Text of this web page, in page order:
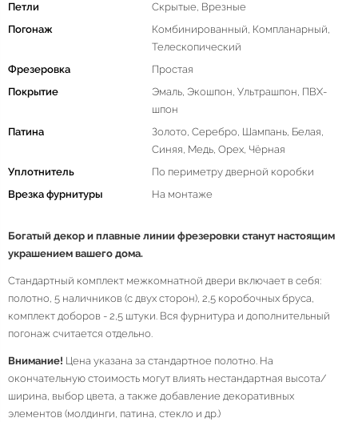
Петли
Скрытые, Врезные
Погонаж
Комбинированный, Компланарный,
Телескопический
Фрезеровка
Простая
Покрытие
Эмаль, Экошпон, Ультрашпон, ПВХ-
шпон
Патина
Золото, Серебро, Шампань, Белая,
Синяя, Медь, Орех, Чёрная
Уплотнитель
По периметру дверной коробки
Врезка фурнитуры
На монтаже
Богатый декор и плавные линии фрезеровки станут настоящим
украшением вашего дома.
Стандартный комплект межкомнатной двери включает в себя:
полотно, 5 наличников (с двух сторон), 2,5 коробочных бруса,
комплект доборов - 2,5 штуки. Вся фурнитура и дополнительный
погонаж считается отдельно.
Внимание! Цена указана за стандартное полотно. На
окончательную стоимость могут влиять нестандартная высота/
ширина, выбор цвета, а также добавление декоративных
элементов (молдинги, патина, стекло и др.)